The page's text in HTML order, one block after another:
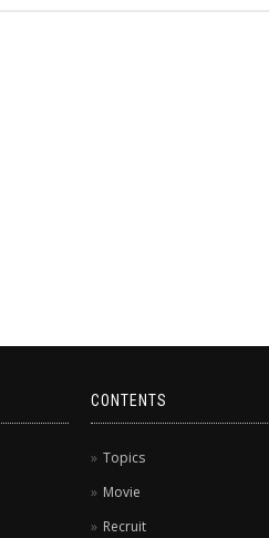
CONTENTS
Topics
Movie
Recruit